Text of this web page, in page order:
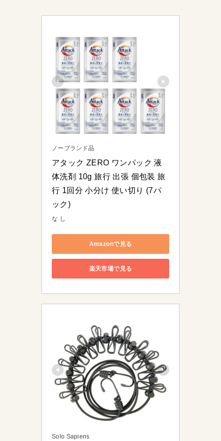
ノーブランド品
アタック ZERO ワンパック 液
体洗剤 10g 旅行 出張 個包装 旅
行 1回分 小分け 使い切り (7パ
ック)
な し
Amazonで見る
楽天市場で見る
Solo Sapiens